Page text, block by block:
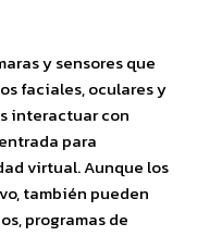
y sensores que
faciales, oculares y
interactuar con
para
virtual. Aunque los
también pueden
programas de